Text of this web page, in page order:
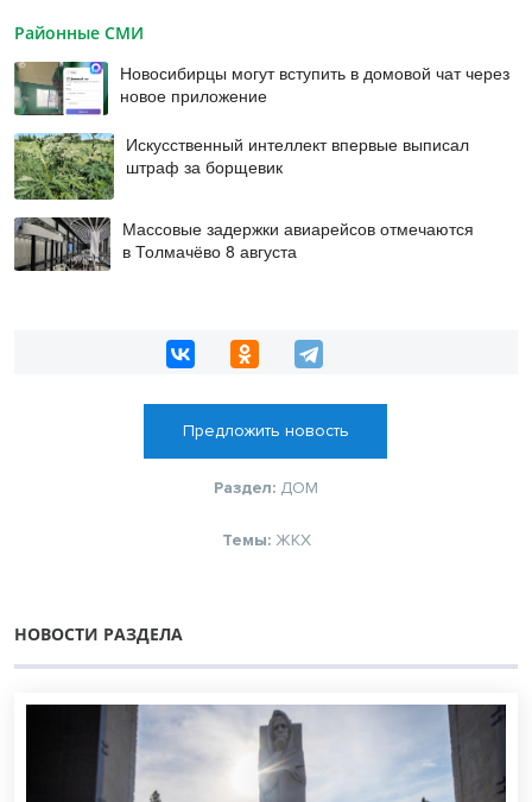
Районные СМИ
Новосибирцы могут вступить в домовой чат через
новое приложение
Искусственный интеллект впервые выписал
штраф за борщевик
Массовые задержки авиарейсов отмечаются
в Толмачёво 8 августа
Предложить новость
Раздел: ДОМ
Темы: ЖКХ
НОВОСТИ РАЗДЕЛА